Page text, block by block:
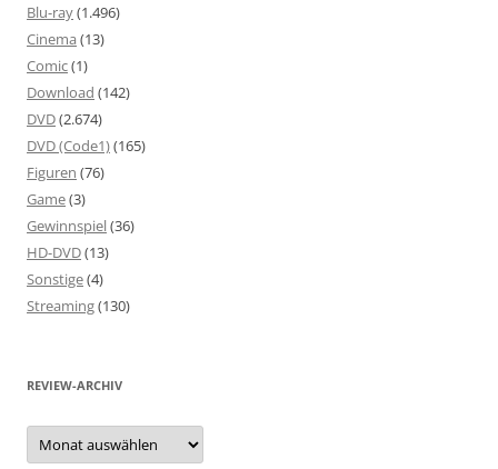
Blu-ray(1.496)
Cinema (13)
Comic(1)
Download (142)
DVD(2.674)
DVD (Code1)(165)
Figuren (76)
Game(3)
Gewinnspiel(36)
HD-DVD(13)
Sonstige(4)
Streaming(130)
REVIEW-ARCHIV
Review-
Archiv